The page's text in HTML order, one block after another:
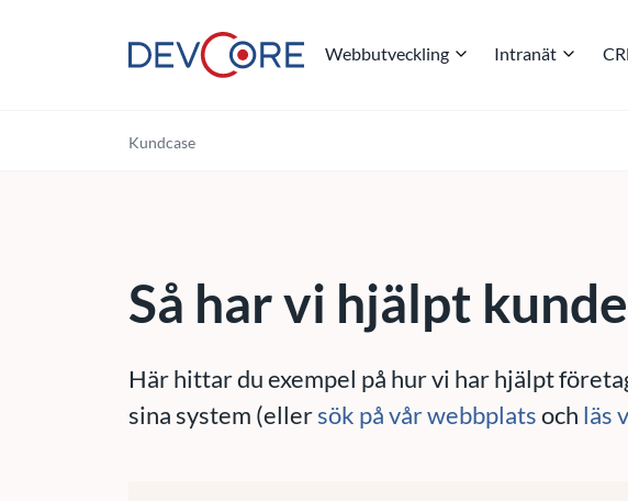
Webbutveckling Intranät
Kundcase
Så har vi hjälpt
Här hittar du exempel på hur vi har hjälpt
sina system (ellersök på vår webbplatsoch läs